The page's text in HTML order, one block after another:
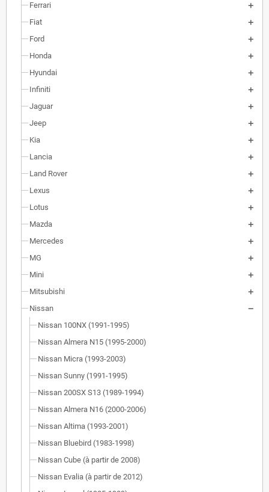
Ferrari
Fiat
Ford
Honda
Hyundai
Infiniti
Jaguar
Jeep
Kia
Lancia
Land Rover
Lexus
Lotus
Mazda
Mercedes
MG
Mini
Mitsubishi
Nissan
Nissan 100NX (1991-1995)
Nissan Almera N15 (1995-2000)
Nissan Micra (1993-2003)
Nissan Sunny (1991-1995)
Nissan 200SX S13 (1989-1994)
Nissan Almera N16 (2000-2006)
Nissan Altima (1993-2001)
Nissan Bluebird (1983-1998)
Nissan Cube (à partir de 2008)
Nissan Evalia (à partir de 2012)